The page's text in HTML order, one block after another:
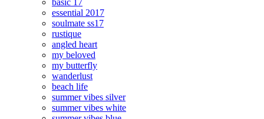
basic 17
essential 2017
soulmate ss17
rustique
angled heart
my beloved
my butterfly
wanderlust
beach life
summer vibes silver
summer vibes white